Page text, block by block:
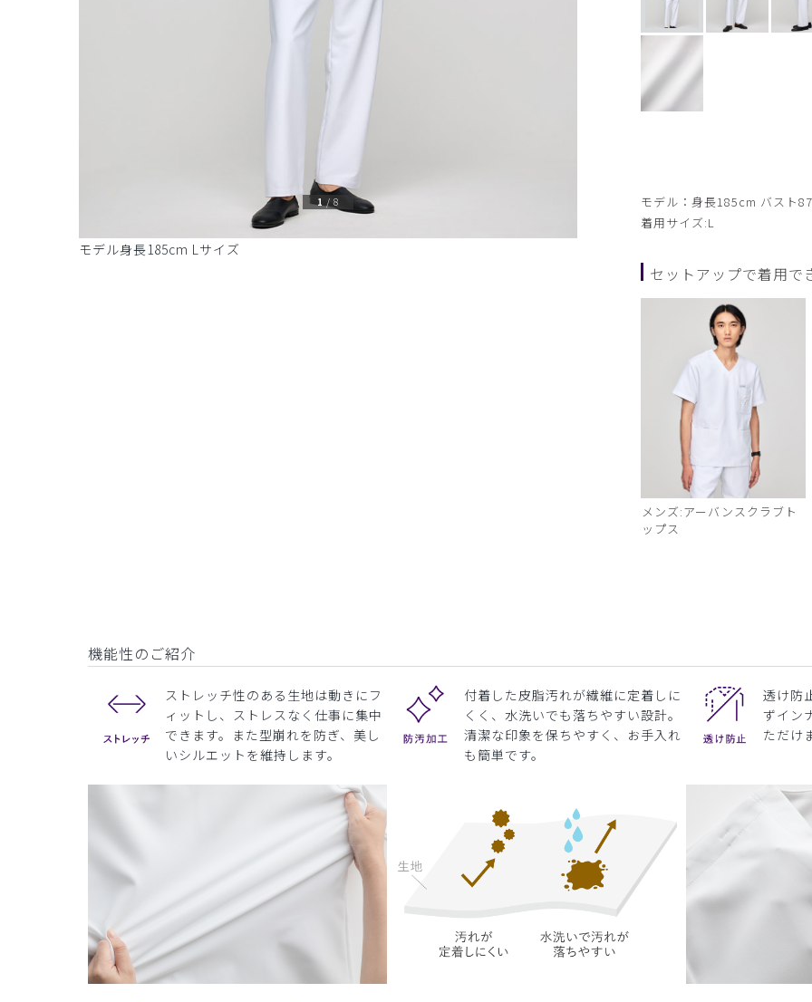
モデル身長185cm Lサイズ
1 / 8
モデル：身長185cm バスト
着用サイズ:L
セットアップで着用で
メンズ:アーバンスクラブト
ップス
機能性のご紹介
ストレッチ性のある生地は動きにフ
ィットし、ストレスなく仕事に集中
できます。また型崩れを防ぎ、美し
いシルエットを維持します。
付着した皮脂汚れが繊維に定着しに
くく、水洗いでも落ちやすい設計。
清潔な印象を保ちやすく、お手入れ
も簡単です。
透け防
ずイン
ただけ